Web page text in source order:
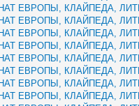
ЕВРОПЫ, КЛАЙПЕДА,
ЕВРОПЫ, КЛАЙПЕДА,
ЕВРОПЫ, КЛАЙПЕДА,
ЕВРОПЫ, КЛАЙПЕДА,
ЕВРОПЫ, КЛАЙПЕДА,
ЕВРОПЫ, КЛАЙПЕДА,
ЕВРОПЫ, КЛАЙПЕДА,
ЕВРОПЫ, КЛАЙПЕДА,